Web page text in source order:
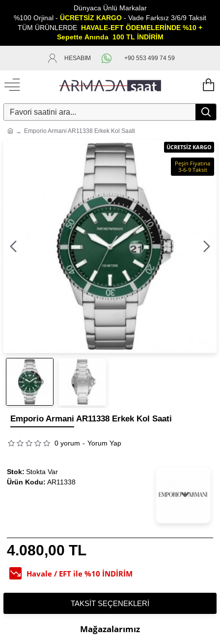
Dünyaca Ünlü Markalar
%100 Orjinal - ÜCRETSİZ KARGO - Vade Farksız 3/6/9 Taksit
TÜM ÜRÜNLERDE HAVALE-EFT ÖDEMELERİNDE %10 +
Sepette Anında 100 TL İNDİRİM
HESABIM +90 553 499 74 59
Emporio Armani AR11338 Erkek Kol Saati
ÜCRETSİZ KARGO
Peşin Fiyatına
3-6-9 Taksit
Emporio Armani AR11338 Erkek Kol Saati
0 yorum - Yorum Yap
4.080,00 TL
Havale / EFT ile %10 İNDİRİM
Stok: Stokta Var
Ürün Kodu: AR11338
TAKSIT SEÇENEKLERI
Mağazalarımız